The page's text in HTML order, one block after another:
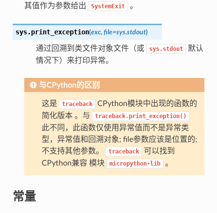
其值作为参数给出
SystemExit 。
sys.print_exception(exc, file=sys.stdout)
通过回溯到类文件对象文件（或 sys.stdout
默认
情况下）来打印异常。
与CPython的区别
这是 traceback
CPython模块中出现的函数的
简化版本 。与
traceback.print_exception()
此不同，此函数仅使用异常值而不是异常类
型，异常值和回溯对象; file参数应该是位置的;
不支持其他参数。
traceback
可以找到
CPython兼容 模块
micropython-lib 。
常量